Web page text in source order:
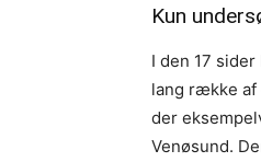
Kun
I den 17
lang række af
der
Venøsund.